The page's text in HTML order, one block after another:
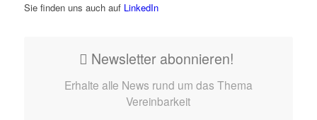
Sie finden uns auch auf LinkedIn
Newsletter abonnieren!
Erhalte alle News rund um das Thema
Vereinbarkeit